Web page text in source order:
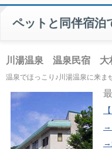
ペットと同伴宿泊
川湯温泉 温泉民宿 大
温泉でほっこり♪川湯温泉に来ま
→
→